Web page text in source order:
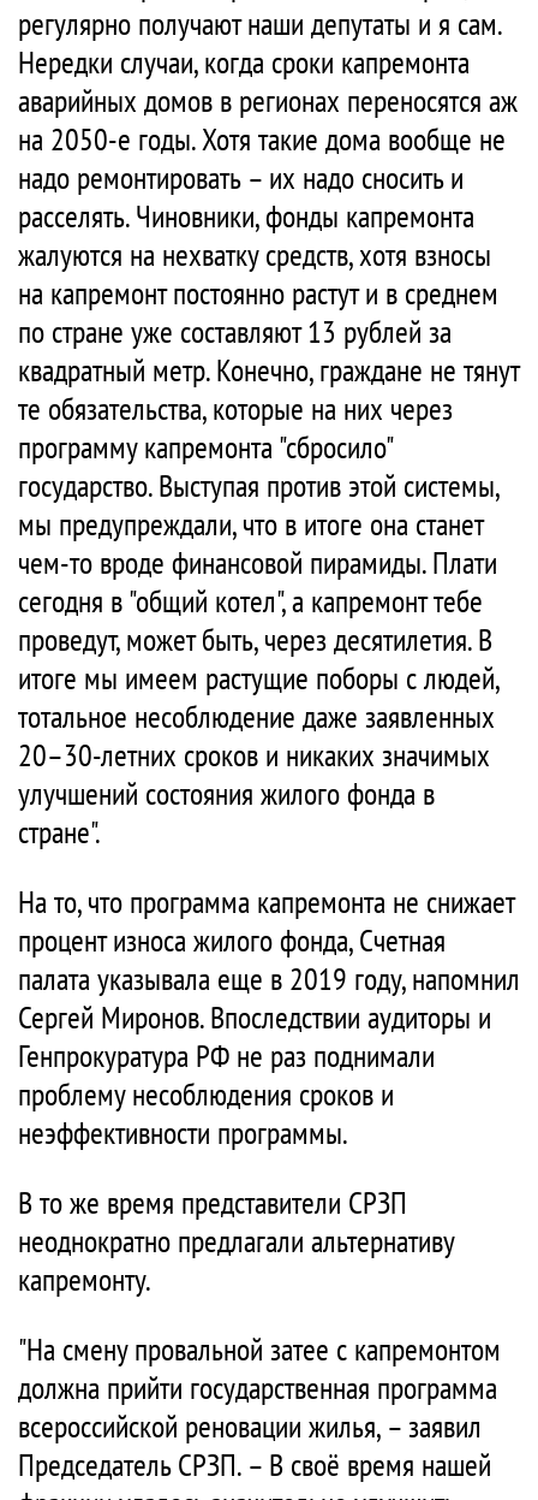
регулярно получают наши депутаты и я сам.
Нередки случаи, когда сроки капремонта
аварийных домов в регионах переносятся аж
на 2050-е годы. Хотя такие дома вообще не
надо ремонтировать – их надо сносить и
расселять. Чиновники, фонды капремонта
жалуются на нехватку средств, хотя взносы
на капремонт постоянно растут и в среднем
по стране уже составляют 13 рублей за
квадратный метр. Конечно, граждане не тянут
те обязательства, которые на них через
программу капремонта "сбросило"
государство. Выступая против этой системы,
мы предупреждали, что в итоге она станет
чем-то вроде финансовой пирамиды. Плати
сегодня в "общий котел", а капремонт тебе
проведут, может быть, через десятилетия. В
итоге мы имеем растущие поборы с людей,
тотальное несоблюдение даже заявленных
20–30-летних сроков и никаких значимых
улучшений состояния жилого фонда в
стране".
На то, что программа капремонта не снижает
процент износа жилого фонда, Счетная
палата указывала еще в 2019 году, напомнил
Сергей Миронов. Впоследствии аудиторы и
Генпрокуратура РФ не раз поднимали
проблему несоблюдения сроков и
неэффективности программы.
В то же время представители СРЗП
неоднократно предлагали альтернативу
капремонту.
"На смену провальной затее с капремонтом
должна прийти государственная программа
всероссийской реновации жилья, – заявил
Председатель СРЗП. – В своё время нашей